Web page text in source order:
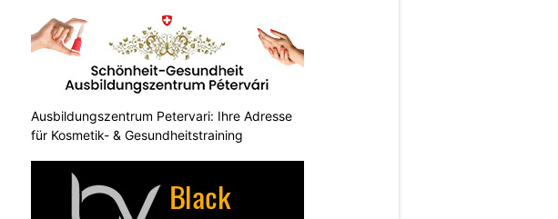
Ausbildungszentrum Petervari: Ihre Adresse
für Kosmetik- & Gesundheitstraining